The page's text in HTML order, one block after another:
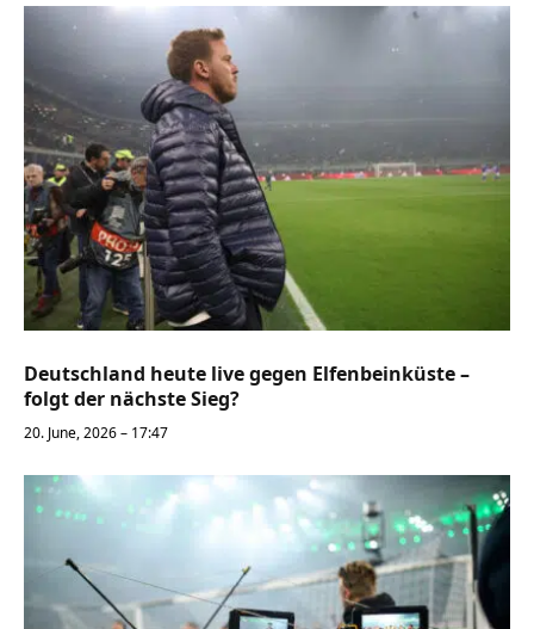
Deutschland heute live gegen Elfenbeinküste –
folgt der nächste Sieg?
20. June, 2026 – 17:47